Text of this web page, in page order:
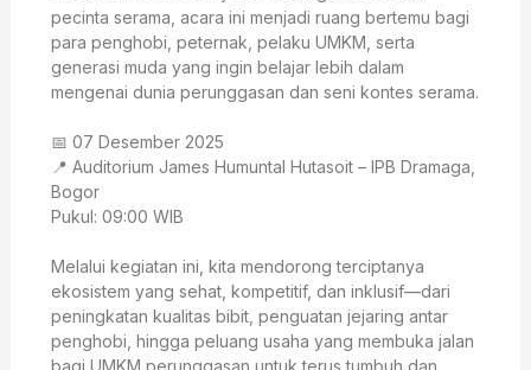
pecinta serama, acara ini menjadi ruang bertemu bagi
para penghobi, peternak, pelaku UMKM, serta
generasi muda yang ingin belajar lebih dalam
mengenai dunia perunggasan dan seni kontes serama.
📅 07 Desember 2025
📍 Auditorium James Humuntal Hutasoit – IPB Dramaga,
Bogor
Pukul: 09:00 WIB
Melalui kegiatan ini, kita mendorong terciptanya
ekosistem yang sehat, kompetitif, dan inklusif—dari
peningkatan kualitas bibit, penguatan jejaring antar
penghobi, hingga peluang usaha yang membuka jalan
bagi UMKM perunggasan untuk terus tumbuh dan